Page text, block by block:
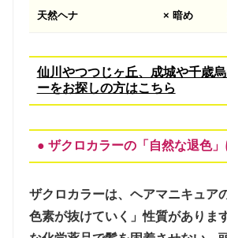
天然ヘナ × 暗め
仙川やつつじヶ丘、成城や千歳
ーをお探しの方はこちら
● ザクロカラーの「自然な退色
ザクロカラーは、ヘアマニキュア
色素が抜けていく」性質がありま